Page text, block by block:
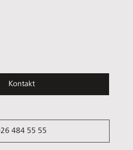
Kontakt
484 55 55